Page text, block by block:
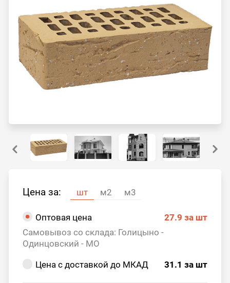
Цена за: шт м2 м3
Оптовая цена 27.9 за шт
Самовывоз со склада: Голицыно -
Одинцовский - МО
Цена с доставкой до МКАД 31.1 за шт